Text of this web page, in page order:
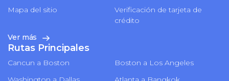
Mapa del sitio
Verificación de tarjeta de
crédito
Ver más
Rutas Principales
Cancun a Boston
Boston a Los Angeles